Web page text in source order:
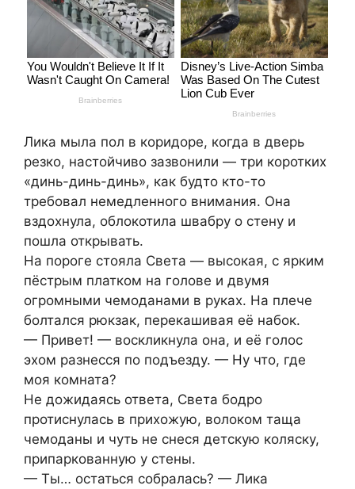
Лика мыла пол в коридоре, когда в дверь
резко, настойчиво зазвонили — три коротких
«динь-динь-динь», как будто кто-то
требовал немедленного внимания. Она
вздохнула, облокотила швабру о стену и
пошла открывать.
На пороге стояла Света — высокая, с ярким
пёстрым платком на голове и двумя
огромными чемоданами в руках. На плече
болтался рюкзак, перекашивая её набок.
— Привет! — воскликнула она, и её голос
эхом разнесся по подъезду. — Ну что, где
моя комната?
Не дожидаясь ответа, Света бодро
протиснулась в прихожую, волоком таща
чемоданы и чуть не снеся детскую коляску,
припаркованную у стены.
— Ты… остаться собралась? — Лика